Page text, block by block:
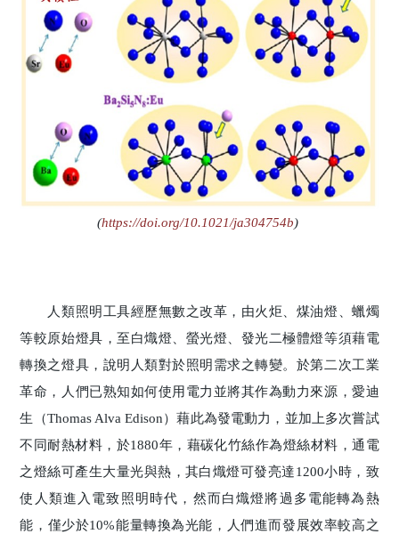
(https://doi.org/10.1021/ja304754b)
人類照明工具經歷無數之改革，由火炬、煤油燈、蠟燭
等較原始燈具，至白熾燈、螢光燈、發光二極體燈等須藉電
轉換之燈具，說明人類對於照明需求之轉變。於第二次工業
革命，人們已熟知如何使用電力並將其作為動力來源，愛迪
生（Thomas Alva Edison）藉此為發電動力，並加上多次嘗試
不同耐熱材料，於1880年，藉碳化竹絲作為燈絲材料，通電
之燈絲可產生大量光與熱，其白熾燈可發亮達1200小時，致
使人類進入電致照明時代，然而白熾燈將過多電能轉為熱
能，僅少於10%能量轉換為光能，人們進而發展效率較高之